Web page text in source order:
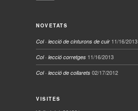
NOVETATS
Col · lecció de cinturons de cuir 11/16/2013
Col · lecció corretges 11/16/2013
Col · lecció de collarets 02/17/2012
VISITES